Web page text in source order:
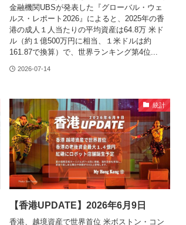
金融機関UBSが発表した『グローバル・ウェ
ルス・レポート2026』によると、2025年の香
港の成人１人当たりの平均資産は64.8万 米ド
ル（約１億500万円に相当、１米ドルは約
161.87で換算）で、世界ランキング第4位...
2026-07-14
統計
【香港UPDATE】2026年6月9日
香港、越境資産で世界首位 米ボストン・コン